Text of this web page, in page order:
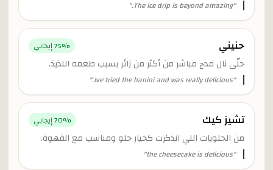
"
The ice drip is beyond amazing.
"
حنيني 75% إيجابي
حلّى نال مدح مباشر من أكثر من زائر بسبب طعمه اللذيذ.
"
Ive tried the hanini and was really delicious.
"
تشيز كيك 70% إيجابي
من الحلويات اللي انذكرت كخيار حلو ومناسب مع القهوة.
"
the cheesecake is delicious
"